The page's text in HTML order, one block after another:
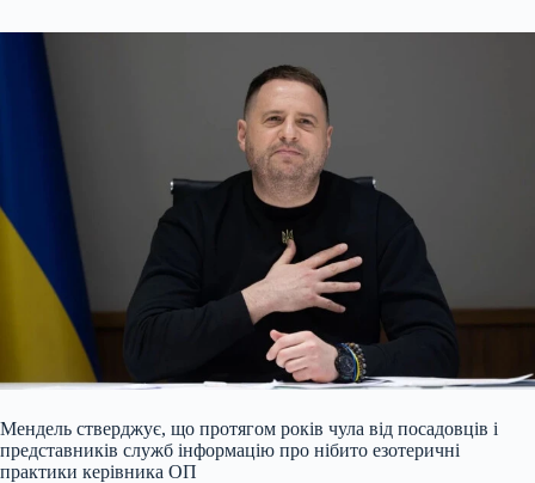
Мендель стверджує, що протягом років чула від посадовців і
представників служб інформацію про нібито езотеричні
практики керівника ОП